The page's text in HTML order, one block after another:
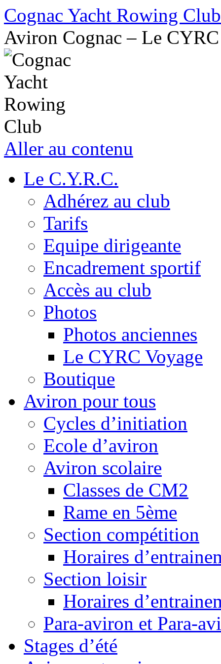
Cognac Yacht Rowing Club
Aviron Cognac – Le CYRC
Aller au contenu
Le C.Y.R.C.
Adhérez au club
Tarifs
Equipe dirigeante
Encadrement sportif
Accès au club
Photos
Photos anciennes
Le CYRC Voyage
Boutique
Aviron pour tous
Cycles d’initiation
Ecole d’aviron
Aviron scolaire
Classes de CM2
Rame en 5ème
Section compétition
Horaires
Section loisir
Horaires
Para-aviron et Para-
Stages d’été